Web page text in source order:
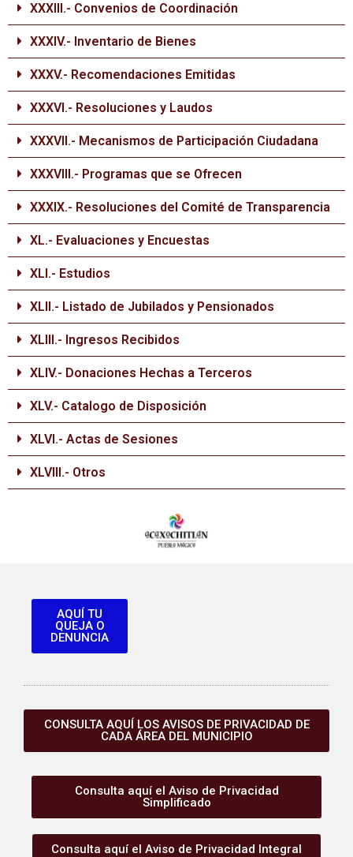
XXXIII.- Convenios de Coordinación
XXXIV.- Inventario de Bienes
XXXV.- Recomendaciones Emitidas
XXXVI.- Resoluciones y Laudos
XXXVII.- Mecanismos de Participación Ciudadana
XXXVIII.- Programas que se Ofrecen
XXXIX.- Resoluciones del Comité de Transparencia
XL.- Evaluaciones y Encuestas
XLI.- Estudios
XLII.- Listado de Jubilados y Pensionados
XLIII.- Ingresos Recibidos
XLIV.- Donaciones Hechas a Terceros
XLV.- Catalogo de Disposición
XLVI.- Actas de Sesiones
XLVIII.- Otros
AQUÍ TU
QUEJA O
DENUNCIA
CONSULTA AQUÍ LOS AVISOS DE PRIVACIDAD DE
CADA ÁREA DEL MUNICIPIO
Consulta aquí el Aviso de Privacidad
Simplificado
Consulta aquí el Aviso de Privacidad Integral